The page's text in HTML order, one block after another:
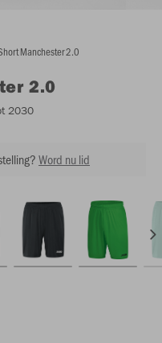
Manchester 2.0
2.0
2030
Word nu lid